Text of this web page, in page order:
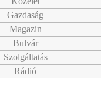
Gazdaság
Magazin
Bulvár
Szolgáltatás
Rádió